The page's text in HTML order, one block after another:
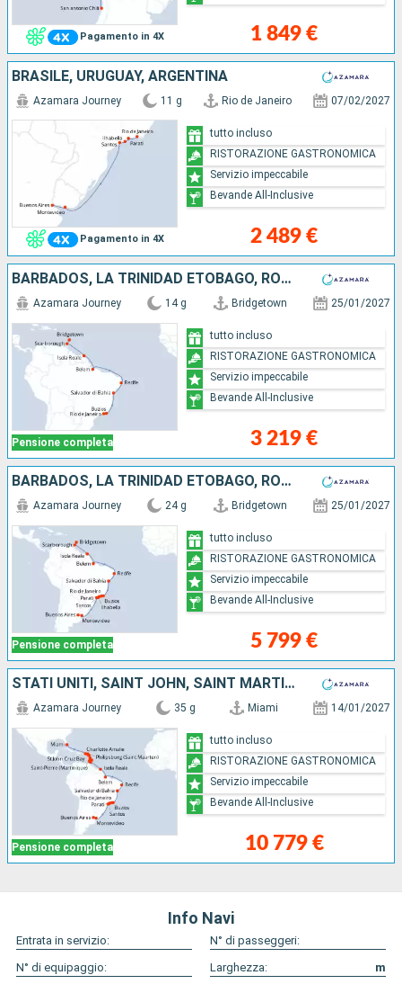
Pagamento in 4X 1 849 €
BRASILE, URUGUAY, ARGENTINA
Pagamento in 4X
Azamara Journey 11 g Rio de Janeiro 07/02/2027
2 489 €
tutto incluso
RISTORAZIONE GASTRONOMICA
Servizio impeccabile
Bevande All-Inclusive
BARBADOS, LA TRINIDAD ETOBAGO, ROYAL ISLAND, BRASILE
Pensione completa
Azamara Journey 14 g Bridgetown 25/01/2027
3 219 €
tutto incluso
RISTORAZIONE GASTRONOMICA
Servizio impeccabile
Bevande All-Inclusive
BARBADOS, LA TRINIDAD ETOBAGO, ROYAL ISLAND, BRASILE, URUGUAY, ARGENTINA
Pensione completa
Azamara Journey 24 g Bridgetown 25/01/2027
5 799 €
tutto incluso
RISTORAZIONE GASTRONOMICA
Servizio impeccabile
Bevande All-Inclusive
STATI UNITI, SAINT JOHN, SAINT MARTIN, ANTIGUA E BARBUDA, MARTINICA, SAINT-VINCENT E LE GRENADINE, GRENADA, BARBADOS, LA TRINIDAD ETOBAGO, ROYAL ISLAND, BRASILE, URUGUAY, ARGENTINA
Pensione completa
Azamara Journey 35 g Miami 14/01/2027
10 779 €
tutto incluso
RISTORAZIONE GASTRONOMICA
Servizio impeccabile
Bevande All-Inclusive
Info Navi
Entrata in servizio:
N° di passeggeri:
N° di equipaggio:
Larghezza:
m